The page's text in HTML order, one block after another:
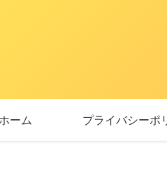
ホーム プライバシーポ